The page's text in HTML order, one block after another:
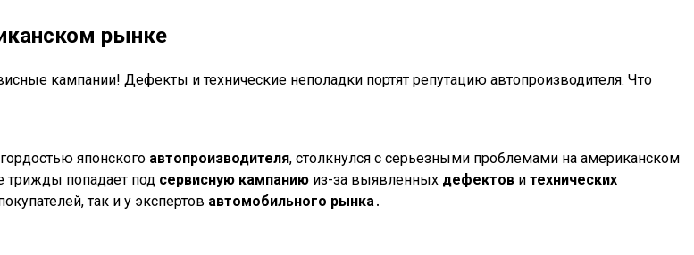
рынке
кампании! Дефекты и технические неполадки портят репутацию автопроизводителя. Что
японского автопроизводителя, столкнулся с серьезными проблемами на американском
трижды попадает под сервисную кампанию из-за выявленных дефектов и технических
так и у экспертов автомобильного рынка․